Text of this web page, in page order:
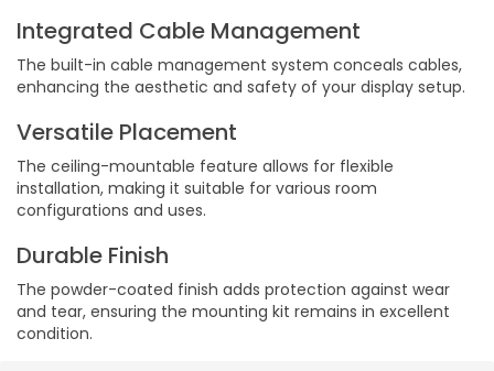
Integrated Cable Management
The built-in cable management system conceals cables,
enhancing the aesthetic and safety of your display setup.
Versatile Placement
The ceiling-mountable feature allows for flexible
installation, making it suitable for various room
configurations and uses.
Durable Finish
The powder-coated finish adds protection against wear
and tear, ensuring the mounting kit remains in excellent
condition.